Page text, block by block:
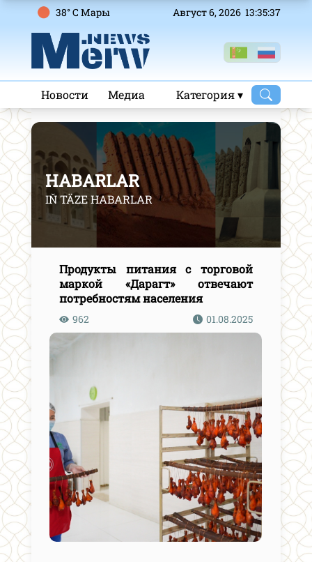
38° C Mары Август 6, 2026 13:35:38
Новости Медиа Категория ▾
HABARLAR
IŇ TÄZE HABARLAR
Продукты питания с торговой
маркой «Дарагт» отвечают
потребностям населения
962 01.08.2025